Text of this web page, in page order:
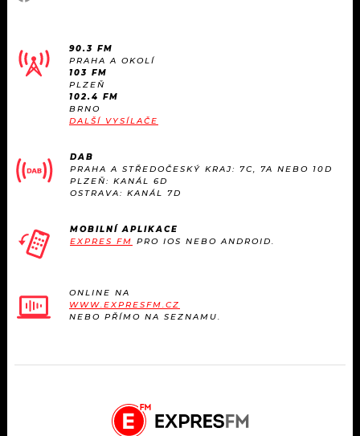
#NEBUDUDOMA
KALENDÁŘ
VIP
TRENDY
KULTURA
OSTATNÍ
APLIKACE
PROGRAM
PLAYLIST
JAK NALADIT
SOUTĚŽE
90.3 FM
PRAHA A OKOLÍ
103 FM
PLZEŇ
102.4 FM
BRNO
DALŠÍ VYSÍLAČE
DAB
PRAHA A STŘEDOČESKÝ KRAJ: 7C, 7A NEBO 10D
PLZEŇ: KANÁL 6D
OSTRAVA: KANÁL 7D
MOBILNÍ APLIKACE
EXPRES FM PRO IOS NEBO ANDROID.
ONLINE NA
WWW.EXPRESFM.CZ
NEBO PŘÍMO NA SEZNAMU.